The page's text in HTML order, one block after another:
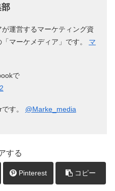
運営するマーケティング資
マーケメディア」です。 マ
で
す。 @Marke_media
する
Pinterest コピー